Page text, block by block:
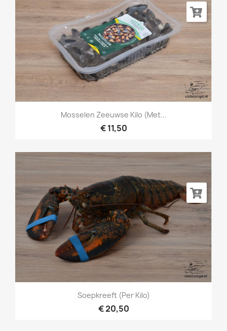
Mosselen Zeeuwse Kilo (met...
€ 11,50
Soepkreeft (per Kilo)
€ 20,50